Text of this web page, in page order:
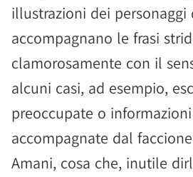
illustrazioni dei personaggi
accompagnano le frasi
clamorosamente con il
alcuni casi, ad esempio,
preoccupate o
accompagnate dal
Amani, cosa che, inutile